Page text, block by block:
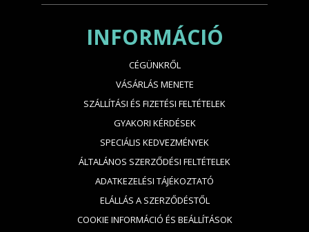
INFORMÁCIÓ
CÉGÜNKRŐL
VÁSÁRLÁS MENETE
SZÁLLÍTÁSI ÉS FIZETÉSI FELTÉTELEK
GYAKORI KÉRDÉSEK
SPECIÁLIS KEDVEZMÉNYEK
ÁLTALÁNOS SZERZŐDÉSI FELTÉTELEK
ADATKEZELÉSI TÁJÉKOZTATÓ
ELÁLLÁS A SZERZŐDÉSTŐL
COOKIE INFORMÁCIÓ ÉS BEÁLLÍTÁSOK